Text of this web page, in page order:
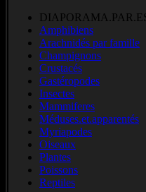
Amphibiens
Arachnidés par famille
Champignons
Crustacés
Gastéropodes
Insectes
Mammiferes
Méduses.et.apparentés
Myriapodes
Oiseaux
Plantes
Poissons
Reptiles